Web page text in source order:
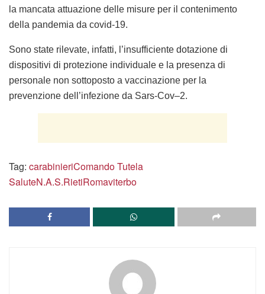
la mancata attuazione delle misure per il contenimento
della pandemia da covid-19.
Sono state rilevate, infatti, l’insufficiente dotazione di
dispositivi di protezione individuale e la presenza di
personale non sottoposto a vaccinazione per la
prevenzione dell’infezione da Sars-Cov–2.
Tag: carabinieriComando Tutela
SaluteN.A.S.RietiRomaviterbo